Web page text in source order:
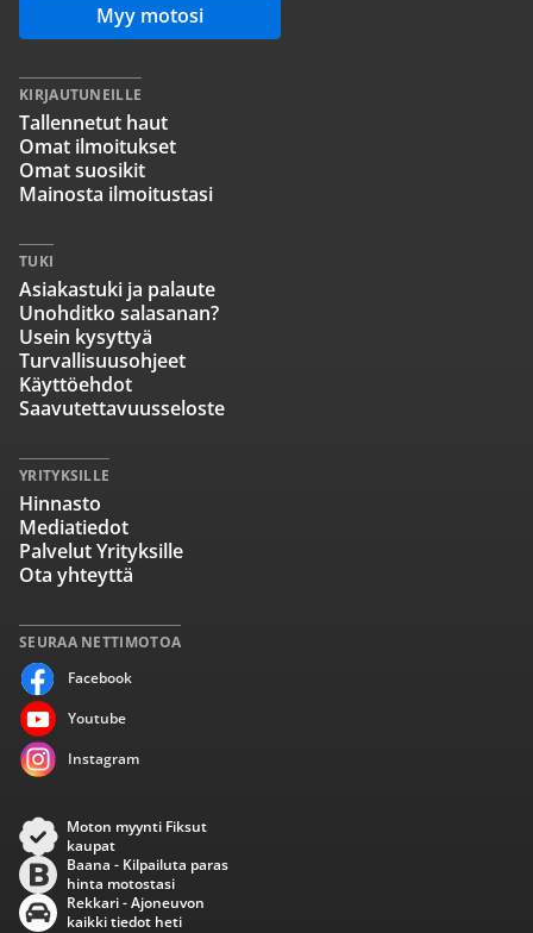
Myy motosi
SEURAA NETTIMOTOA
Facebook
Youtube
Instagram
KIRJAUTUNEILLE
Tallennetut haut
Omat ilmoitukset
Omat suosikit
Mainosta ilmoitustasi
TUKI
Asiakastuki ja palaute
Unohditko salasanan?
Usein kysyttyä
Turvallisuusohjeet
Käyttöehdot
Saavutettavuusseloste
YRITYKSILLE
Hinnasto
Mediatiedot
Palvelut Yrityksille
Ota yhteyttä
Moton myynti Fiksut
kaupat
Baana - Kilpailuta paras
hinta motostasi
Rekkari - Ajoneuvon
kaikki tiedot heti